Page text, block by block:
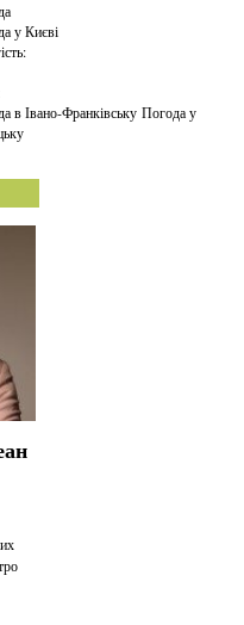
уКиєві
в Івано-Франківську Погода у